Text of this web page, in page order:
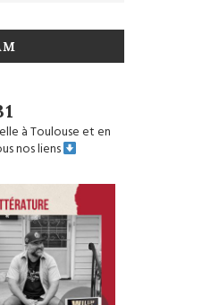
à Toulouse et en
nos liens